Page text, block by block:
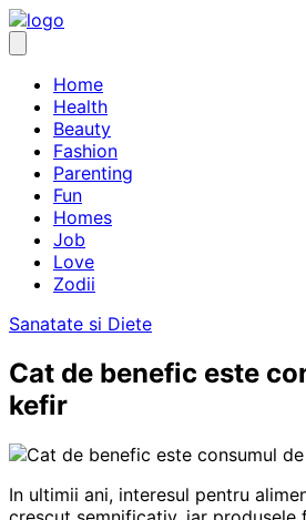
Skip
to
Home
Health
Beauty
Fashion
Parenting
Fun
Homes
Job
Love
Zodii
Sanatate si Diete
Cat de benefic este
kefir
In ultimii ani, interesul pentru